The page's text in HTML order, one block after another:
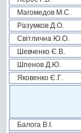
Магомедов М.С.
Разумков Д.О.
Світлична Ю.О.
Шевченко Є.В.
Шпенов Д.Ю.
Яковенко Є.Г.
Балога В.І.